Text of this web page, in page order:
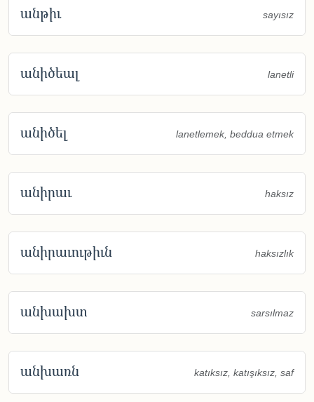
անթիւ sayısız
անիծեալ lanetli
անիծել lanetlemek, beddua etmek
անիրաւ haksız
անիրաւութիւն haksızlık
անխախտ sarsılmaz
անխառն katıksız, katışıksız, saf